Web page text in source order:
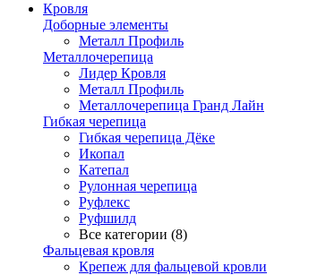
Кровля
Доборные элементы
Металл Профиль
Металлочерепица
Лидер Кровля
Металл Профиль
Металлочерепица Гранд Лайн
Гибкая черепица
Гибкая черепица Дёке
Икопал
Катепал
Рулонная черепица
Руфлекс
Руфшилд
Все категории (8)
Фальцевая кровля
Крепеж для фальцевой кровли